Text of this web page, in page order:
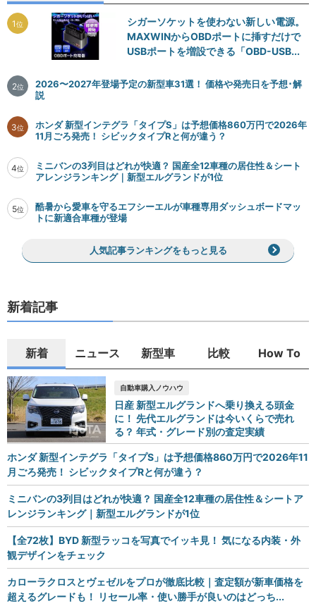
1位
シガーソケットを使わない新しい電源。
MAXWINからOBDポートに挿すだけで
USBポートを増設できる「OBD-USB...
2位
2026〜2027年登場予定の新型車31選！ 価格や発売日を予想･解
説
3位
ホンダ 新型インテグラ「タイプS」は予想価格860万円で2026年
11月ごろ発売！ シビックタイプRと何が違う？
4位
ミニバンの3列目はどれが快適？ 国産全12車種の居住性＆シート
アレンジランキング｜新型エルグランドが1位
5位
酷暑から愛車を守るエフシーエルが車種専用ダッシュボードマッ
トに新適合車種が登場
人気記事ランキングをもっと見る
新着記事
新着 ニュース 新型車 比較 How To
自動車購入ノウハウ
日産 新型エルグランドへ乗り換える頭金
に！ 先代エルグランドは今いくらで売れ
る？ 年式・グレード別の査定実績
ホンダ 新型インテグラ「タイプS」は予想価格860万円で2026年11
月ごろ発売！ シビックタイプRと何が違う？
ミニバンの3列目はどれが快適？ 国産全12車種の居住性＆シートア
レンジランキング｜新型エルグランドが1位
【全72枚】BYD 新型ラッコを写真でイッキ見！ 気になる内装・外
観デザインをチェック
カローラクロスとヴェゼルをプロが徹底比較｜査定額が新車価格を
超えるグレードも！ リセール率・使い勝手が良いのはどっち...